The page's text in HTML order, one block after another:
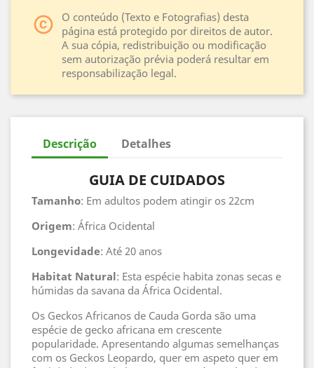
copyright
O conteúdo (Texto e Fotografias) desta
página está protegido por direitos de autor.
A sua cópia, redistribuição ou modificação
sem autorização prévia poderá resultar em
responsabilização legal.
Descrição Detalhes
GUIA DE CUIDADOS
Tamanho: Em adultos podem atingir os 22cm
Origem: África Ocidental
Longevidade: Até 20 anos
Habitat Natural: Esta espécie habita zonas secas e
húmidas da savana da África Ocidental.
Os Geckos Africanos de Cauda Gorda são uma
espécie de gecko africana em crescente
popularidade. Apresentando algumas semelhanças
com os Geckos Leopardo, quer em aspeto quer em